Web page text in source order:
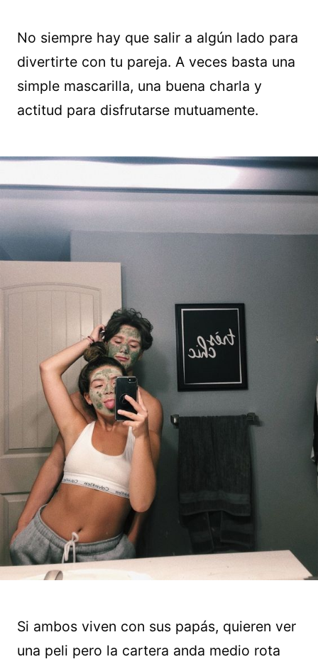
No siempre hay que salir a algún lado para
divertirte con tu pareja. A veces basta una
simple mascarilla, una buena charla y
actitud para disfrutarse mutuamente.
Si ambos viven con sus papás, quieren ver
una peli pero la cartera anda medio rota